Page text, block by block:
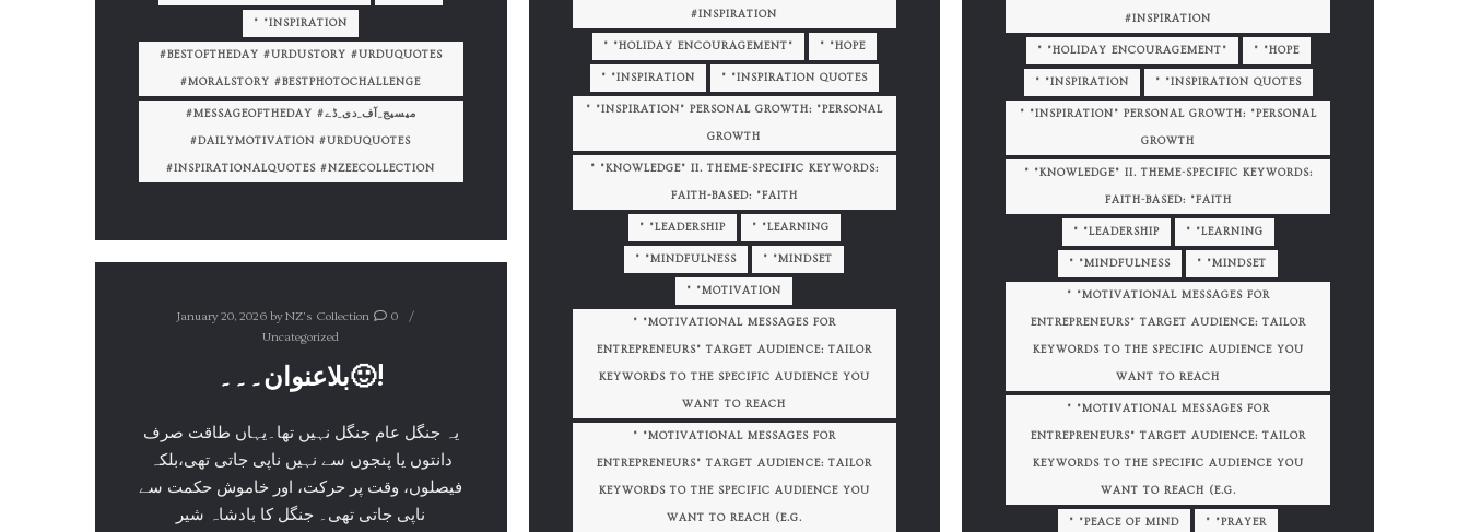
" "INSPIRATION
#BESTOFTHEDAY #URDUSTORY #URDUQUOTES
#MORALSTORY #BESTPHOTOCHALLENGE
#MESSAGEOFTHEDAY #میسیج_آف_دی_ڈے
#DAILYMOTIVATION #URDUQUOTES
#INSPIRATIONALQUOTES #NZEECOLLECTION
#INSPIRATION
" "HOLIDAY ENCOURAGEMENT" " "HOPE
" "INSPIRATION " "INSPIRATION QUOTES
" "INSPIRATION" PERSONAL GROWTH: "PERSONAL
GROWTH
" "KNOWLEDGE" II. THEME-SPECIFIC KEYWORDS:
FAITH-BASED: "FAITH
" "LEADERSHIP " "LEARNING
" "MINDFULNESS " "MINDSET
" "MOTIVATION
" "MOTIVATIONAL MESSAGES FOR
ENTREPRENEURS" TARGET AUDIENCE: TAILOR
KEYWORDS TO THE SPECIFIC AUDIENCE YOU
WANT TO REACH
" "MOTIVATIONAL MESSAGES FOR
ENTREPRENEURS" TARGET AUDIENCE: TAILOR
KEYWORDS TO THE SPECIFIC AUDIENCE YOU
WANT TO REACH (E.G.
#INSPIRATION
" "HOLIDAY ENCOURAGEMENT" " "HOPE
" "INSPIRATION " "INSPIRATION QUOTES
" "INSPIRATION" PERSONAL GROWTH: "PERSONAL
GROWTH
" "KNOWLEDGE" II. THEME-SPECIFIC KEYWORDS:
FAITH-BASED: "FAITH
" "LEADERSHIP " "LEARNING
" "MINDFULNESS " "MINDSET
" "MOTIVATIONAL MESSAGES FOR
ENTREPRENEURS" TARGET AUDIENCE: TAILOR
KEYWORDS TO THE SPECIFIC AUDIENCE YOU
WANT TO REACH
" "MOTIVATIONAL MESSAGES FOR
ENTREPRENEURS" TARGET AUDIENCE: TAILOR
KEYWORDS TO THE SPECIFIC AUDIENCE YOU
WANT TO REACH (E.G.
" "PEACE OF MIND " "PRAYER
January 20, 2026byNZ's Collection
0
Uncategorized
بلاعنوان۔۔۔🙂!
یہ جنگل عام جنگل نہیں تھا۔یہاں طاقت صرف
دانتوں یا پنجوں سے نہیں ناپی جاتی تھی،بلکہ
فیصلوں، وقت پر حرکت، اور خاموش حکمت سے
ناپی جاتی تھی۔ جنگل کا بادشاہ شیر